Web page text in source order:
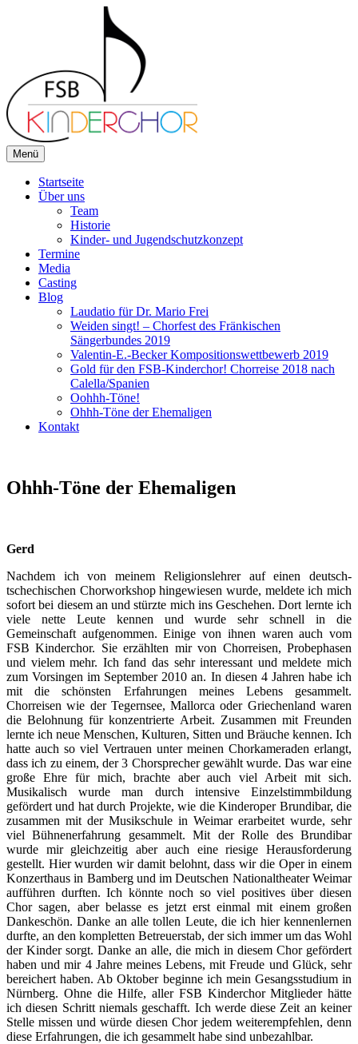
FSB-Kinderchor
Du singst gerne? Wir auch!
Menü
Startseite
Über uns
Team
Historie
Kinder- und Jugendschutzkonzept
Termine
Media
Casting
Blog
Laudatio für Dr. Mario Frei
Weiden singt! – Chorfest des Fränkischen
Sängerbundes 2019
Valentin-E.-Becker Kompositionswettbewerb 2019
Gold für den FSB-Kinderchor! Chorreise 2018 nach
Calella/Spanien
Oohhh-Töne!
Ohhh-Töne der Ehemaligen
Kontakt
Ohhh-Töne der Ehemaligen
Gerd
Nachdem ich von meinem Religionslehrer auf einen deutsch-
tschechischen Chorworkshop hingewiesen wurde, meldete ich mich
sofort bei diesem an und stürzte mich ins Geschehen. Dort lernte ich
viele nette Leute kennen und wurde sehr schnell in die
Gemeinschaft aufgenommen. Einige von ihnen waren auch vom
FSB Kinderchor. Sie erzählten mir von Chorreisen, Probephasen
und vielem mehr. Ich fand das sehr interessant und meldete mich
zum Vorsingen im September 2010 an. In diesen 4 Jahren habe ich
mit die schönsten Erfahrungen meines Lebens gesammelt.
Chorreisen wie der Tegernsee, Mallorca oder Griechenland waren
die Belohnung für konzentrierte Arbeit. Zusammen mit Freunden
lernte ich neue Menschen, Kulturen, Sitten und Bräuche kennen. Ich
hatte auch so viel Vertrauen unter meinen Chorkameraden erlangt,
dass ich zu einem, der 3 Chorsprecher gewählt wurde. Das war eine
große Ehre für mich, brachte aber auch viel Arbeit mit sich.
Musikalisch wurde man durch intensive Einzelstimmbildung
gefördert und hat durch Projekte, wie die Kinderoper Brundibar, die
zusammen mit der Musikschule in Weimar erarbeitet wurde, sehr
viel Bühnenerfahrung gesammelt. Mit der Rolle des Brundibar
wurde mir gleichzeitig aber auch eine riesige Herausforderung
gestellt. Hier wurden wir damit belohnt, dass wir die Oper in einem
Konzerthaus in Bamberg und im Deutschen Nationaltheater Weimar
aufführen durften. Ich könnte noch so viel positives über diesen
Chor sagen, aber belasse es jetzt erst einmal mit einem großen
Dankeschön. Danke an alle tollen Leute, die ich hier kennenlernen
durfte, an den kompletten Betreuerstab, der sich immer um das Wohl
der Kinder sorgt. Danke an alle, die mich in diesem Chor gefördert
haben und mir 4 Jahre meines Lebens, mit Freude und Glück, sehr
bereichert haben. Ab Oktober beginne ich mein Gesangsstudium in
Nürnberg. Ohne die Hilfe, aller FSB Kinderchor Mitglieder hätte
ich diesen Schritt niemals geschafft. Ich werde diese Zeit an keiner
Stelle missen und würde diesen Chor jedem weiterempfehlen, denn
diese Erfahrungen, die ich gesammelt habe sind unbezahlbar.